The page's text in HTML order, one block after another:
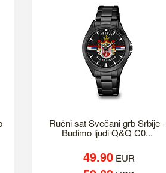
Ručni sat Svečani grb Srbije -
Budimo ljudi Q&Q C0...
49.90EUR